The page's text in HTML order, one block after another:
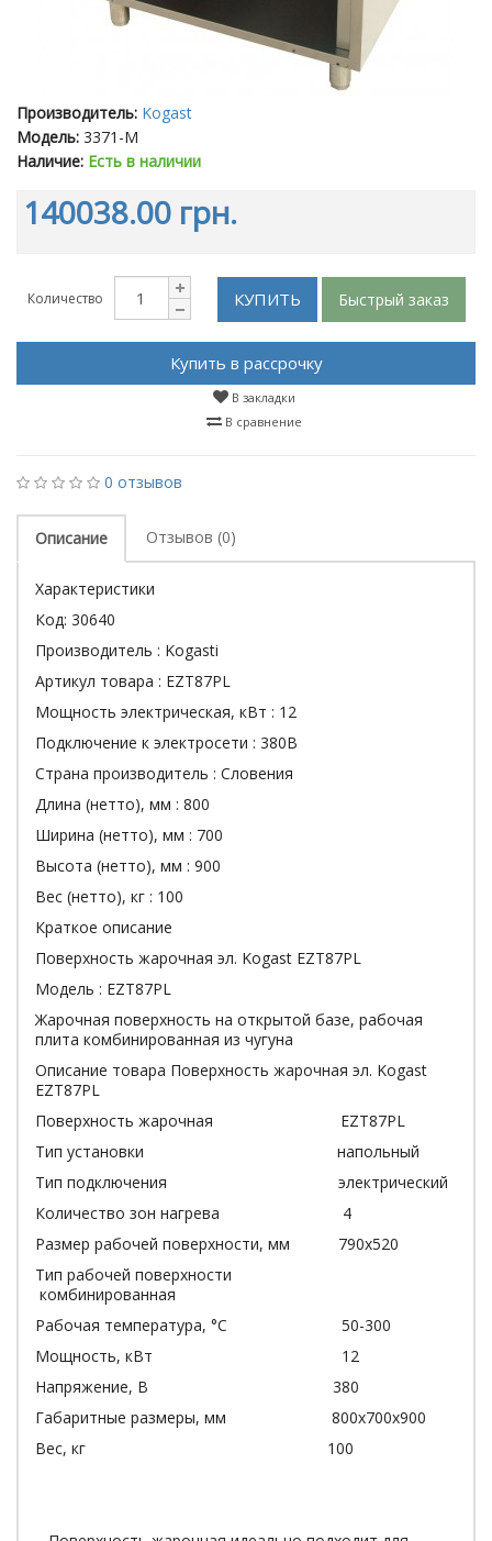
Производитель: Kogast
Модель: 3371-M
Наличие: Есть в наличии
140038.00 грн.
Количество КУПИТЬ Быстрый заказ
Купить в рассрочку
В закладки
В сравнение
0 отзывов
Описание Отзывов (0)
Характеристики
Код: 30640
Производитель : Kogasti
Артикул товара : EZT87PL
Мощность электрическая, кВт : 12
Подключение к электросети : 380В
Страна производитель : Словения
Длина (нетто), мм : 800
Ширина (нетто), мм : 700
Высота (нетто), мм : 900
Вес (нетто), кг : 100
Краткое описание
Поверхность жарочная эл. Kogast EZT87PL
Модель : EZT87PL
Жарочная поверхность на открытой базе, рабочая
плита комбинированная из чугуна
Описание товара Поверхность жарочная эл. Kogast
EZT87PL
Поверхность жарочная EZT87PL
Тип установки напольный
Тип подключения электрический
Количество зон нагрева 4
Размер рабочей поверхности, мм 790х520
Тип рабочей поверхности
комбинированная
Рабочая температура, °C 50-300
Мощность, кВт 12
Напряжение, В 380
Габаритные размеры, мм 800х700х900
Вес, кг 100